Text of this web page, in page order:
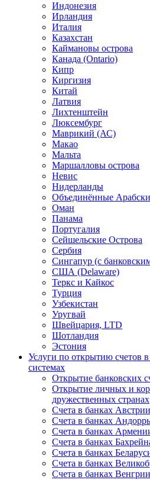
Индонезия
Ирландия
Италия
Казахстан
Каймановы острова
Канада (Ontario)
Кипр
Киргизия
Китай
Латвия
Лихтенштейн
Люксембург
Маврикий (АС)
Макао
Мальта
Маршалловы острова
Нeвис
Нидерланды
Объединённые
Оман
Панама
Португалия
Сейшельские Острова
Сербия
Сингапур (c
США (Delaware)
Теркс и Кайкос
Турция
Узбекистан
Уругвай
Швейцария, LTD
Шотландия
Эстония
Услуги по открытию счетов
системах
Открытие банковских
Открытие личных и
дружественных странах
Счета в банках Австрии
Счета в банках
Счета в банках
Счета в банках
Счета в банках
Счета в банках
Счета в банках Венгрии